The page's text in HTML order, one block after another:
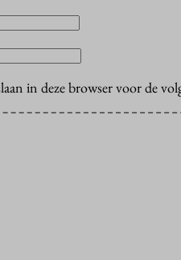
in deze browser voor de